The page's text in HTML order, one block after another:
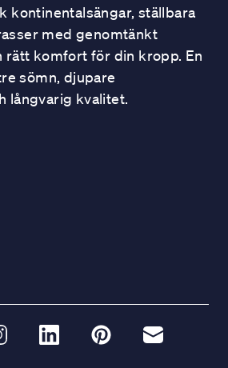
kontinentalsängar, ställbara
med genomtänkt
rätt komfort för din kropp. En
sömn, djupare
långvarig kvalitet.